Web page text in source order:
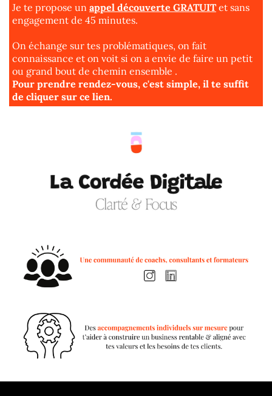
Je te propose un appel découverte GRATUIT et sans
engagement de 45 minutes.
On échange sur tes problématiques, on fait
connaissance et on voit si on a envie de faire un petit
ou grand bout de chemin ensemble .
Pour prendre rendez-vous, c'est simple, il te suffit
de cliquer sur ce lien.